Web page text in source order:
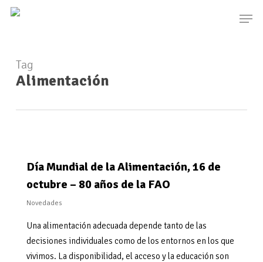
Skip
Tag
Alimentación
Día Mundial de la Alimentación, 16 de
octubre – 80 años de la FAO
Novedades
Una alimentación adecuada depende tanto de las
decisiones individuales como de los entornos en los que
vivimos. La disponibilidad, el acceso y la educación son